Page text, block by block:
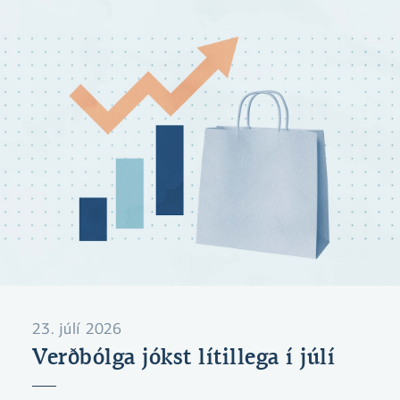
23. júlí 2026
Verðbólga jókst lítillega í júlí